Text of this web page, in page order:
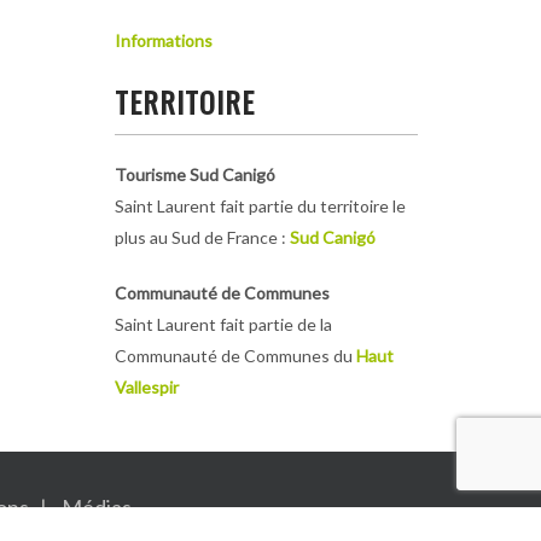
Informations
TERRITOIRE
Tourisme Sud Canigó
Saint Laurent fait partie du territoire le
plus au Sud de France :Sud Canigó
Communauté de Communes
Saint Laurent fait partie de la
Communauté de Communes duHaut
Vallespir
Médias